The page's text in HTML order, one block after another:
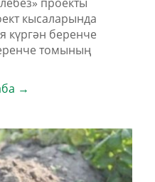
кысаларында
күргән беренче
томының
→